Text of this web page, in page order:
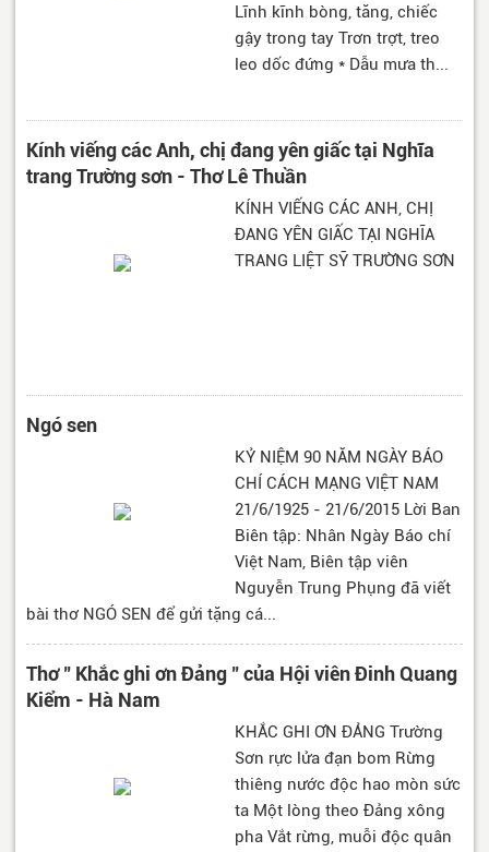
Lĩnh kĩnh bòng, tăng, chiếc
gậy trong tay Trơn trợt, treo
leo dốc đứng * Dẫu mưa th...
Kính viếng các Anh, chị đang yên giấc tại Nghĩa
trang Trường sơn - Thơ Lê Thuần
KÍNH VIẾNG CÁC ANH, CHỊ
ĐANG YÊN GIẤC TẠI NGHĨA
TRANG LIỆT SỸ TRƯỜNG SƠN
Ngó sen
KỶ NIỆM 90 NĂM NGÀY BÁO
CHÍ CÁCH MẠNG VIỆT NAM
21/6/1925 - 21/6/2015 Lời Ban
Biên tập: Nhân Ngày Báo chí
Việt Nam, Biên tập viên
Nguyễn Trung Phụng đã viết
bài thơ NGÓ SEN để gửi tặng cá...
Thơ " Khắc ghi ơn Đảng " của Hội viên Đinh Quang
Kiểm - Hà Nam
KHẮC GHI ƠN ĐẢNG Trường
Sơn rực lửa đạn bom Rừng
thiêng nước độc hao mòn sức
ta Một lòng theo Đảng xông
pha Vắt rừng, muỗi độc quân